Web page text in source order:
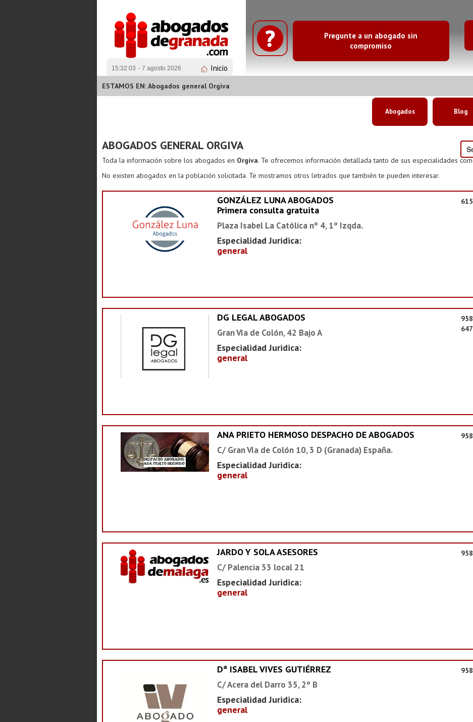
15:32:04 - 7 agosto 2026 Inicio
Pregunte a un abogado sin
compromiso
ESTAMOS EN: Abogados general Orgiva
Abogados Blog
ABOGADOS GENERAL ORGIVA
Toda la información sobre los abogados en Orgiva. Te ofrecemos información detallada tanto de sus especialidades
No existen abogados en la población solicitada. Te mostramos otros letrados que también te pueden interesar.
GONZÁLEZ LUNA ABOGADOS
Primera consulta gratuita
Plaza Isabel La Católica nº 4, 1º Izqda.
Especialidad Juridica:
general
DG LEGAL ABOGADOS
Gran Vía de Colón, 42 Bajo A
Especialidad Juridica:
general
ANA PRIETO HERMOSO DESPACHO DE ABOGADOS
C/ Gran Vía de Colón 10, 3 D (Granada) España.
Especialidad Juridica:
general
JARDO Y SOLA ASESORES
C/ Palencia 33 local 21
Especialidad Juridica:
general
Dª ISABEL VIVES GUTIÉRREZ
C/ Acera del Darro 35, 2º B
Especialidad Juridica:
general